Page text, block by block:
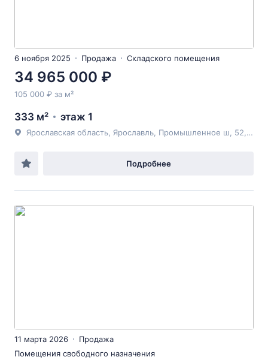
6 ноября 2025 Продажа Складского помещения
34 965 000 ₽
105 000 ₽ за м²
333 м² этаж 1
Ярославская область, Ярославль, Промышленное ш, 52, литера1
Подробнее
11 марта 2026
Продажа
Помещения свободного назначения